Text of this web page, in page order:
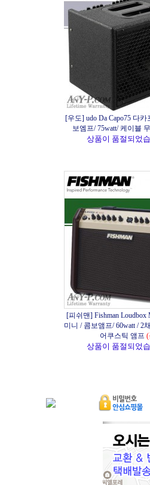
[우도] udo Da Capo75 다
보엠프/ 75watt/ 케이블
상품이 품절되었
[피쉬맨] Fishman
미니 / 콤보앰프/ 60watt / 2
어쿠스틱 앰프 (
상품이 품절되었